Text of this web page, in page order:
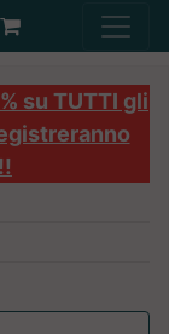
su TUTTI gli